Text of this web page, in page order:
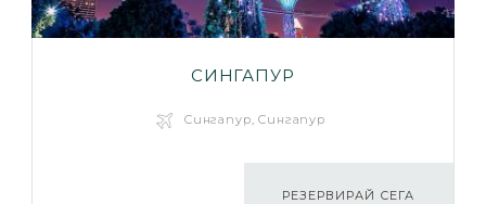
СИНГАПУР
Сингапур, Сингапур
РЕЗЕРВИРАЙ СЕГА